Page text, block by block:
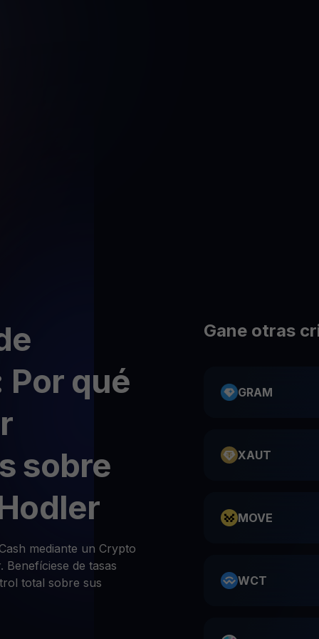
qué
sobre
mediante un Crypto
Benefíciese de tasas
total sobre sus
Gane otras
GRAM
XAUT
MOVE
WCT